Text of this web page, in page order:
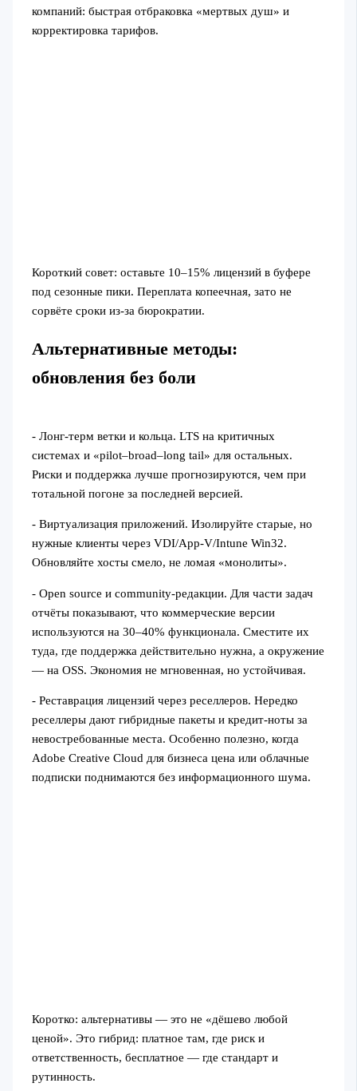
компаний: быстрая отбраковка «мертвых душ» и
корректировка тарифов.
Короткий совет: оставьте 10–15% лицензий в буфере
под сезонные пики. Переплата копеечная, зато не
сорвёте сроки из-за бюрократии.
Альтернативные методы:
обновления без боли
- Лонг-терм ветки и кольца. LTS на критичных
системах и «pilot–broad–long tail» для остальных.
Риски и поддержка лучше прогнозируются, чем при
тотальной погоне за последней версией.
- Виртуализация приложений. Изолируйте старые, но
нужные клиенты через VDI/App-V/Intune Win32.
Обновляйте хосты смело, не ломая «монолиты».
- Open source и community-редакции. Для части задач
отчёты показывают, что коммерческие версии
используются на 30–40% функционала. Сместите их
туда, где поддержка действительно нужна, а окружение
— на OSS. Экономия не мгновенная, но устойчивая.
- Реставрация лицензий через реселлеров. Нередко
реселлеры дают гибридные пакеты и кредит-ноты за
невостребованные места. Особенно полезно, когда
Adobe Creative Cloud для бизнеса цена или облачные
подписки поднимаются без информационного шума.
Коротко: альтернативы — это не «дёшево любой
ценой». Это гибрид: платное там, где риск и
ответственность, бесплатное — где стандарт и
рутинность.